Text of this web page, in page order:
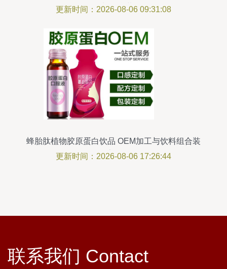
饮料组合装
更新时间：2026-08-06 09:31:08
蜂胎肽植物胶原蛋白饮品 OEM加工与饮料组合装
的全流程解析
更新时间：2026-08-06 17:26:44
联系我们 Contact